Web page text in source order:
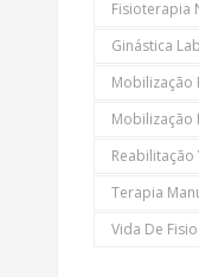
Fisioterapia
Ginástica
Mobilização
Mobilização
Terapia
Vida De Fisio